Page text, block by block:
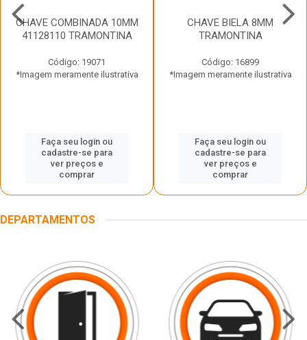
CHAVE COMBINADA 10MM
41128110 TRAMONTINA
Código: 19071
*Imagem meramente ilustrativa
Faça seu login ou
cadastre-se para
ver preços e
comprar
CHAVE BIELA 8MM
TRAMONTINA
Código: 16899
*Imagem meramente ilustrativa
Faça seu login ou
cadastre-se para
ver preços e
comprar
DEPARTAMENTOS